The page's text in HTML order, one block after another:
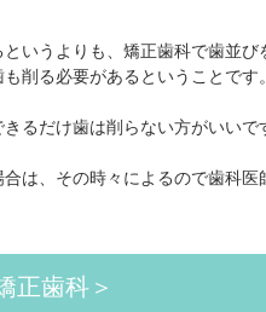
いうよりも、矯正歯科で歯並
削る必要があるということです。
るだけ歯は削らない方がいい
は、その時々によるので歯科
正歯科＞